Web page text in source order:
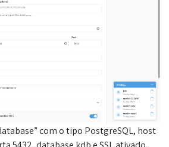
com o tipo PostgreSQL, host